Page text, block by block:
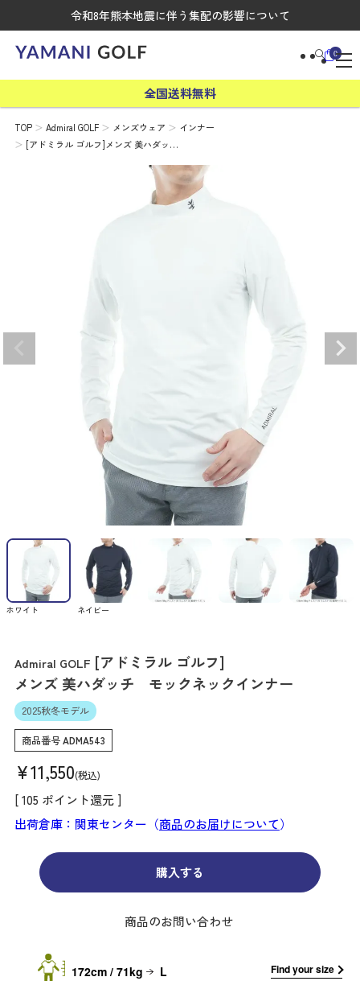
令和8年熊本地震に伴う集配の影響について
0
全国送料無料
TOP Admiral GOLF メンズウェア
インナー
[アドミラル ゴルフ]メンズ 美ハダッ…
ホワイト ネイビー
Admiral GOLF [アドミラル ゴルフ]
メンズ 美ハダッチ モックネックインナー
2025秋冬モデル
商品番号ADMA543
¥11,550 税込
[105 ポイント還元 ]
出荷倉庫：関東センター（商品のお届けについて）
購入する
商品のお問い合わせ
172cm / 71kg L Find your size